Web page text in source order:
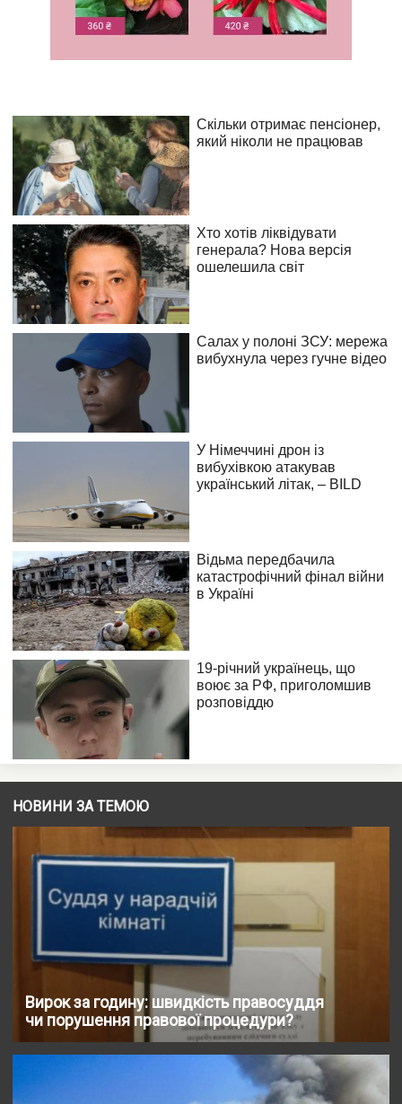
НОВИНИ ЗА ТЕМОЮ
Вирок за годину: швидкість правосуддя
чи порушення правової процедури?